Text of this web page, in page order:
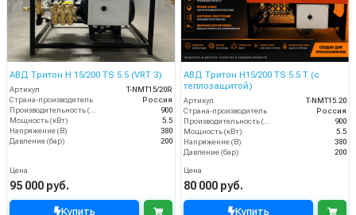
АВД Тритон H 15/200 TS 5.5 (VRT 3)
Артикул
T-NMT15/20R
Страна-производитель
Россия
900
Мощность (кВт)
5.5
Напряжение (В)
380
Давление (бар)
200
Цена
95 000 руб.
Купить
АВД Тритон H15/200 TS 5.5 T (с
теплозащитой)
Артикул
T-NMT15.20
Страна-производитель
Россия
900
Мощность (кВт)
5.5
Напряжение (В)
380
Давление (бар)
200
Цена
80 000 руб.
Купить